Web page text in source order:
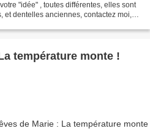
"idée" , toutes différentes, elles sont
et dentelles anciennes, contactez moi,
température monte !